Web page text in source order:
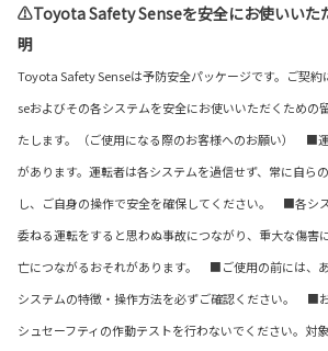
⚠Toyota Safety Senseを安全にお使いいた
明
Toyota Safety Senseは予防安全パッケージです。ご契
seおよびその各システムを安全にお使いいただくための
たします。（ご使用になる際のお客様へのお願い） ■
があります。運転者は各システムを過信せず、常に自ら
し、ご自身の操作で安全を確保してください。 ■各シ
委ねる運転をすると思わぬ事故につながり、重大な傷害
亡につながるおそれがあります。 ■ご使用の前には、
システムの特徴・操作方法を必ずご確認ください。 ■
シュセーフティの作動テストを行わないでください。対